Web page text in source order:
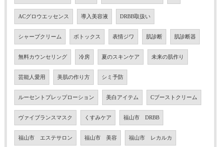
ACグロウエッセンス 導入美容液 DRBB取扱い
シャープクリーム ボトックス 表情ジワ 肌診断 肌診断器
無料カウンセリング 冷房 夏のスキンケア 未来の肌作り
芸能人愛用 美肌の作り方 シミ予防
ルーセントプレップローション 美白アイテム Cブーストクリーム
ヴァイブランスマスク くすみケア 福山市 DRBB
福山市 エステサロン 福山市 美容 福山市 レカルカ